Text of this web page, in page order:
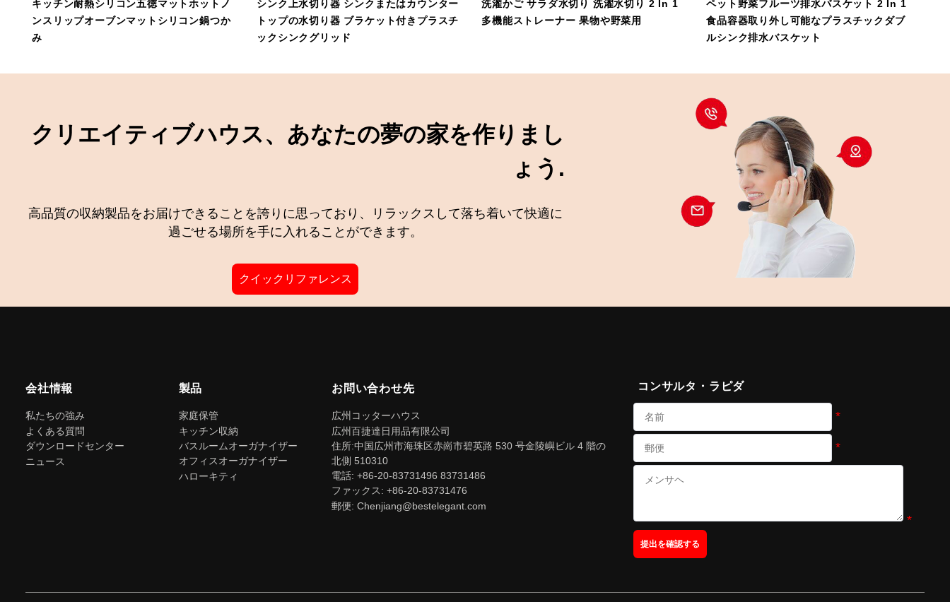
キッチン耐熱シリコン五徳マットホットノ
ンスリップオーブンマットシリコン鍋つか
み
シンク上水切り器 シンクまたはカウンター
トップの水切り器 ブラケット付きプラスチ
ックシンクグリッド
洗濯かご サラダ水切り 洗濯水切り 2 In 1
多機能ストレーナー 果物や野菜用
ペット野菜フルーツ排水バスケット 2 In 1
食品容器取り外し可能なプラスチックダブ
ルシンク排水バスケット
クリエイティブハウス、あなたの夢の家を作りまし
ょう.
高品質の収納製品をお届けできることを誇りに思っており、リラックスして落ち着いて快適に
過ごせる場所を手に入れることができます。
クイックリファレンス
会社情報
私たちの強み
よくある質問
ダウンロードセンター
ニュース
製品
家庭保管
キッチン収納
バスルームオーガナイザー
オフィスオーガナイザー
ハローキティ
お問い合わせ先
広州コッターハウス
広州百捷達日用品有限公司
住所:中国広州市海珠区赤崗市碧英路 530 号金陵嶼ビル 4 階の
北側 510310
電話: +86-20-83731496 83731486
ファックス: +86-20-83731476
郵便: Chenjiang@bestelegant.com
コンサルタ・ラピダ
*
*
*
提出を確認する